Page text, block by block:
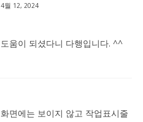
4월 12, 2024
도움이 되셨다니 다행입니다. ^^
화면에는 보이지 않고 작업표시줄